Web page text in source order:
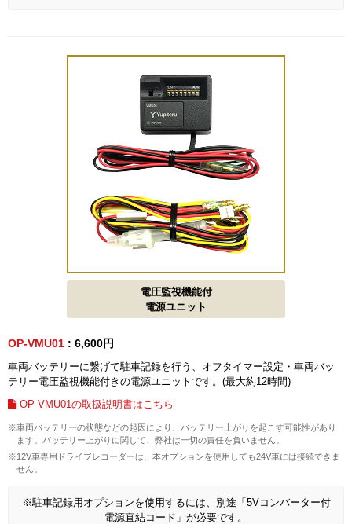
電圧監視機能付
電源ユニット
OP-VMU01 : 6,600円
車両バッテリーに繋げて駐車記録を行う、オフタイマー設定・車両バッ
テリー電圧監視機能付きの電源ユニットです。(最大約12時間)
OP-VMU01の取扱説明書はこちら
※車両バッテリーの状態などの起因により、バッテリー上がりを起こす可能性があり
ます。バッテリー上がりに関して、弊社は一切の責任を負いません。
※12V車専用ドライブレコーダーは、本オプションを使用しても24V車には接続できま
せん。
※駐車記録用オプションを使用するには、別途「5Vコンバーター付
電源直結コード」が必要です。